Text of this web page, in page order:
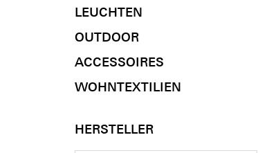
LEUCHTEN
OUTDOOR
ACCESSOIRES
WOHNTEXTILIEN
HERSTELLER